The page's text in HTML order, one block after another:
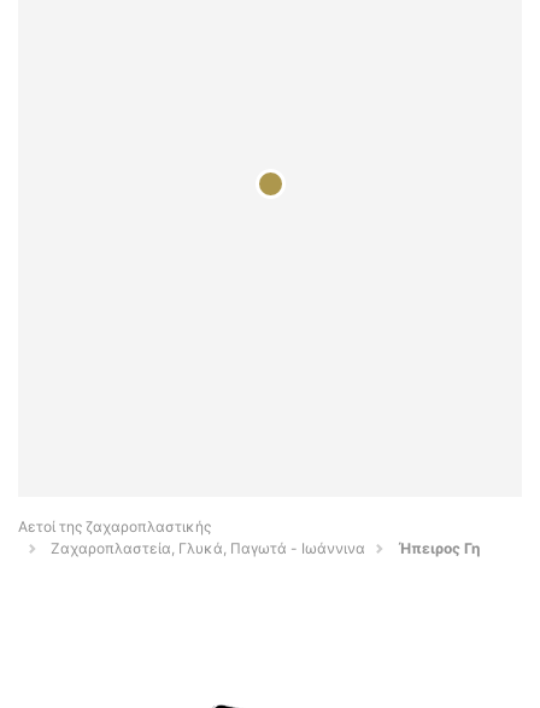
Αετοί της ζαχαροπλαστικής
Ζαχαροπλαστεία, Γλυκά, Παγωτά - Ιωάννινα
Ήπειρος Γη